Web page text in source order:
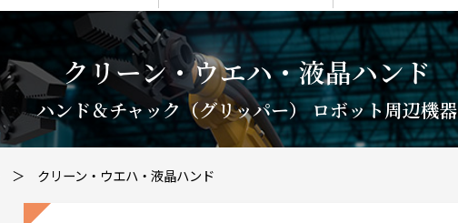
クリーン・ウエハ・液晶ハンド
ハンド＆チャック（グリッパー） ロボット周辺機器
＞ クリーン・ウエハ・液晶ハンド